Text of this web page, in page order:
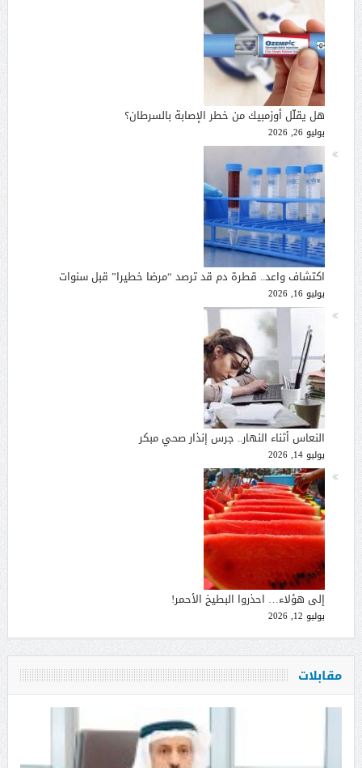
هل يقلّل أوزمبيك من خطر الإصابة بالسرطان؟
يوليو 26, 2026
اكتشاف واعد.. قطرة دم قد ترصد “مرضا خطيرا” قبل سنوات
يوليو 16, 2026
النعاس أثناء النهار.. جرس إنذار صحي مبكر
يوليو 14, 2026
إلى هؤلاء… احذروا البطيخ الأحمر!
يوليو 12, 2026
مقابلات